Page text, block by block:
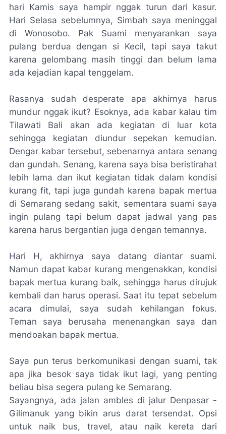
hari Kamis saya hampir nggak turun dari kasur.
Hari Selasa sebelumnya, Simbah saya meninggal
di Wonosobo. Pak Suami menyarankan saya
pulang berdua dengan si Kecil, tapi saya takut
karena gelombang masih tinggi dan belum lama
ada kejadian kapal tenggelam.
Rasanya sudah desperate apa akhirnya harus
mundur nggak ikut? Esoknya, ada kabar kalau tim
Tilawati Bali akan ada kegiatan di luar kota
sehingga kegiatan diundur sepekan kemudian.
Dengar kabar tersebut, sebenarnya antara senang
dan gundah. Senang, karena saya bisa beristirahat
lebih lama dan ikut kegiatan tidak dalam kondisi
kurang fit, tapi juga gundah karena bapak mertua
di Semarang sedang sakit, sementara suami saya
ingin pulang tapi belum dapat jadwal yang pas
karena harus bergantian juga dengan temannya.
Hari H, akhirnya saya datang diantar suami.
Namun dapat kabar kurang mengenakkan, kondisi
bapak mertua kurang baik, sehingga harus dirujuk
kembali dan harus operasi. Saat itu tepat sebelum
acara dimulai, saya sudah kehilangan fokus.
Teman saya berusaha menenangkan saya dan
mendoakan bapak mertua.
Saya pun terus berkomunikasi dengan suami, tak
apa jika besok saya tidak ikut lagi, yang penting
beliau bisa segera pulang ke Semarang.
Sayangnya, ada jalan ambles di jalur Denpasar -
Gilimanuk yang bikin arus darat tersendat. Opsi
untuk naik bus, travel, atau naik kereta dari